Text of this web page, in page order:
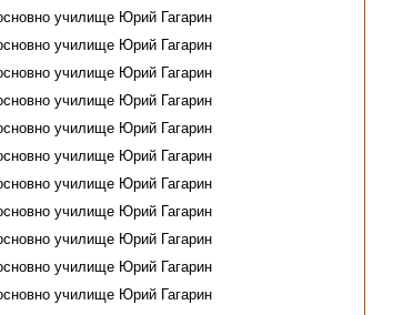
училище Юрий Гагарин
училище Юрий Гагарин
училище Юрий Гагарин
училище Юрий Гагарин
училище Юрий Гагарин
училище Юрий Гагарин
училище Юрий Гагарин
училище Юрий Гагарин
училище Юрий Гагарин
училище Юрий Гагарин
училище Юрий Гагарин